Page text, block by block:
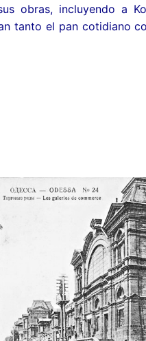
obras, incluyendo a
tanto el pan cotidiano